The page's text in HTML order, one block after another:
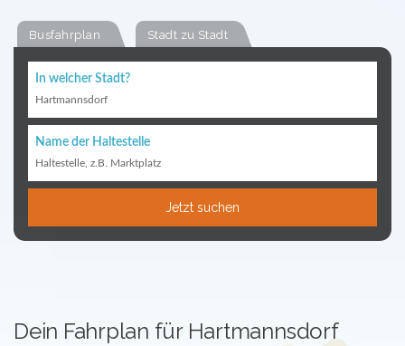
Busfahrplan Stadt zu Stadt
In welcher Stadt?
Hartmannsdorf
Name der Haltestelle
Haltestelle, z.B. Marktplatz
Jetzt suchen
Dein Fahrplan für Hartmannsdorf